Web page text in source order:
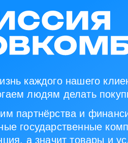
каждого нашего
людям делать
партнёрства и
государственные
а значит товары и